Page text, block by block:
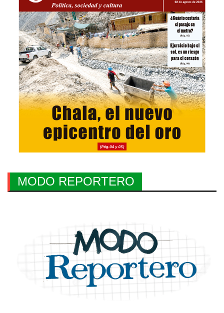
MODO REPORTERO